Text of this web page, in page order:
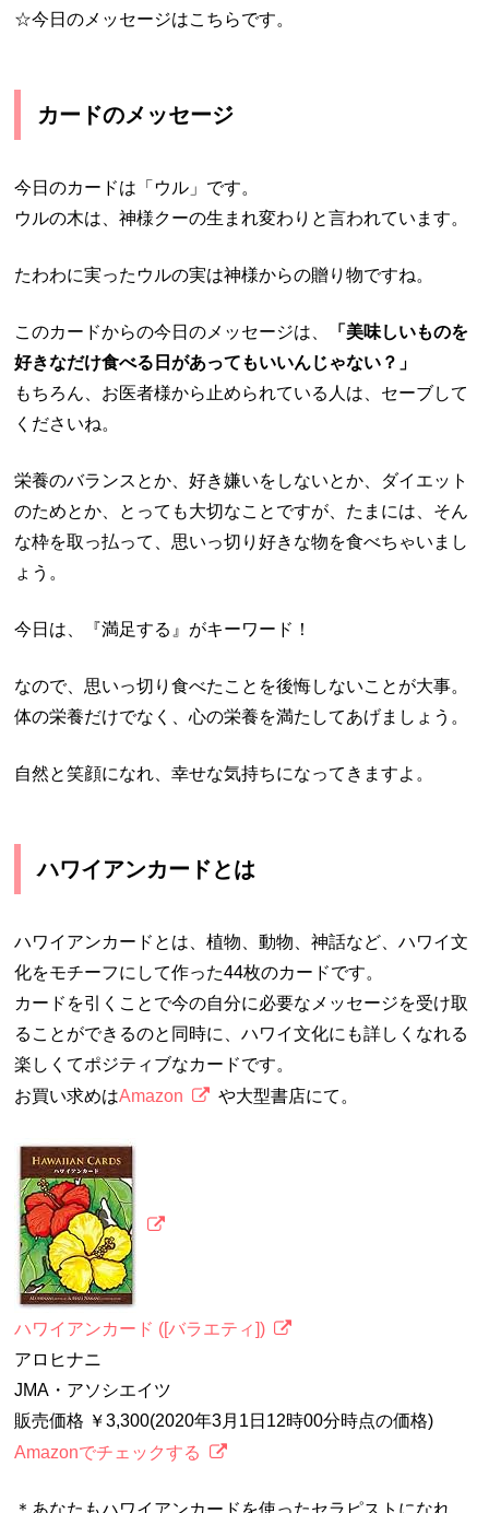
☆今日のメッセージはこちらです。
カードのメッセージ
今日のカードは「ウル」です。
ウルの木は、神様クーの生まれ変わりと言われています。
たわわに実ったウルの実は神様からの贈り物ですね。
このカードからの今日のメッセージは、
「美味しいものを
好きなだけ食べる日があってもいいんじゃない？」
もちろん、お医者様から止められている人は、セーブして
くださいね。
栄養のバランスとか、好き嫌いをしないとか、ダイエット
のためとか、とっても大切なことですが、たまには、そん
な枠を取っ払って、思いっ切り好きな物を食べちゃいまし
ょう。
今日は、『満足する』がキーワード！
なので、思いっ切り食べたことを後悔しないことが大事。
体の栄養だけでなく、心の栄養を満たしてあげましょう。
自然と笑顔になれ、幸せな気持ちになってきますよ。
ハワイアンカードとは
ハワイアンカードとは、植物、動物、神話など、ハワイ文
化をモチーフにして作った44枚のカードです。
カードを引くことで今の自分に必要なメッセージを受け取
ることができるのと同時に、ハワイ文化にも詳しくなれる
楽しくてポジティブなカードです。
お買い求めはAmazon や大型書店にて。
ハワイアンカード ([バラエティ])
アロヒナニ
JMA・アソシエイツ
販売価格 ￥3,300(2020年3月1日12時00分時点の価格)
Amazonでチェックする